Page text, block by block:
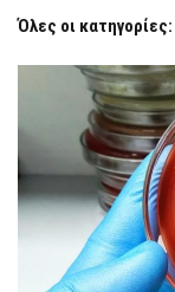
Όλες οι κατηγορίες: